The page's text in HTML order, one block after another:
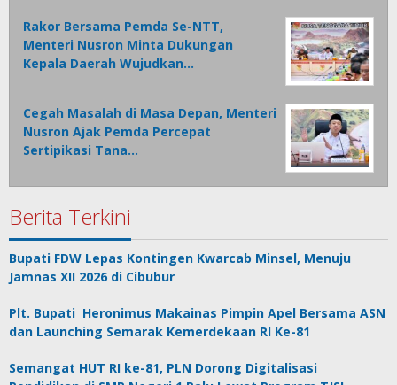
Rakor Bersama Pemda Se-NTT,
Menteri Nusron Minta Dukungan
Kepala Daerah Wujudkan…
Cegah Masalah di Masa Depan, Menteri
Nusron Ajak Pemda Percepat
Sertipikasi Tana…
Berita Terkini
Bupati FDW Lepas Kontingen Kwarcab Minsel, Menuju
Jamnas XII 2026 di Cibubur
Plt. Bupati Heronimus Makainas Pimpin Apel Bersama ASN
dan Launching Semarak Kemerdekaan RI Ke-81
Semangat HUT RI ke-81, PLN Dorong Digitalisasi